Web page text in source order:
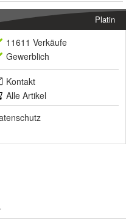
Platin
11611 Verkäufe
Gewerblich
Kontakt
Alle Artikel